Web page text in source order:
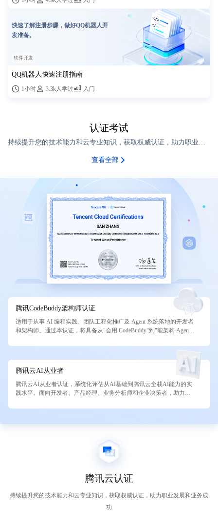
快速了解注册步骤，做好QQ机器人开
发准备。
软件开发
QQ机器人快速注册指南
1小时 3.3k人学过 入门
认证考试
持续提升您的技术能力和云专业知识，获取权威认证，助力职业发展和业务成功。
查看全部
腾讯CodeBuddy架构师认证
适用于从事 AI 编程实践、团队工程化推广及 Agent 系统落地的开发者
和架构师。通过本认证，将具备从"会用 CodeBuddy"到"能架构 Agent
命周期。
腾讯云AI从业者
腾讯云AI从业者认证，系统化评估从AI基础到腾讯云全栈AI能力的实
践水平。面向开发者、产品经理、业务分析师和企业决策者，助力AI
腾讯云认证
持续提升您的技术能力和云专业知识，获取权威认证，助力职业发展和业务成
功